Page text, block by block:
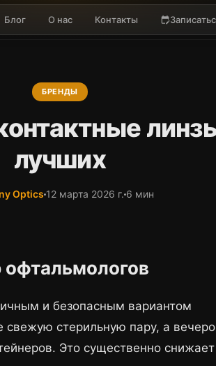
Блог О нас Контакты edit_calendar
БРЕНДЫ
лучших
Optics 12 марта 2026 г. 6 мин
и безопасным вариантом
свежую стерильную пару, а
Это существенно снижает